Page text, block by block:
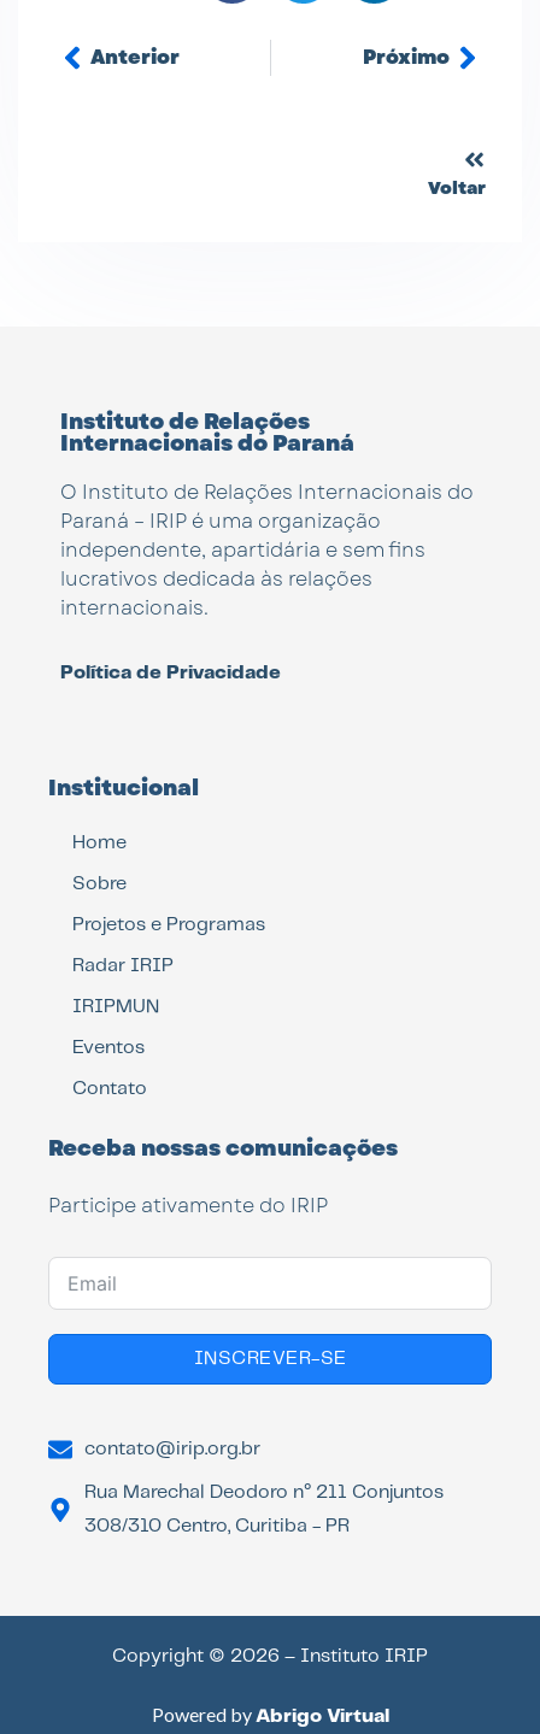
Anterior Próximo
Voltar
Instituto de Relações
Internacionais do Paraná
O Instituto de Relações Internacionais do
Paraná – IRIP é uma organização
independente, apartidária e sem fins
lucrativos dedicada às relações
internacionais.
Política de Privacidade
Institucional
Home
Sobre
Projetos e Programas
Radar IRIP
IRIPMUN
Eventos
Contato
Receba nossas comunicações
Participe ativamente do IRIP
INSCREVER-SE
contato@irip.org.br
Rua Marechal Deodoro n° 211 Conjuntos
308/310 Centro, Curitiba - PR
Copyright © 2026 – Instituto IRIP
Powered by Abrigo Virtual